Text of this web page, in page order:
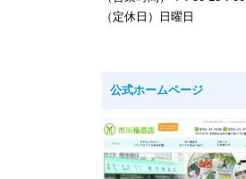
（定休日）日曜日
公式ホームページ